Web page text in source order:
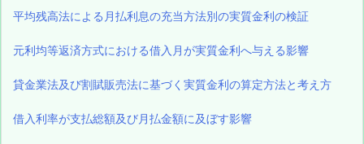
平均残高法による月払利息の充当方法別の実質金利の検証
元利均等返済方式における借入月が実質金利へ与える影響
貸金業法及び割賦販売法に基づく実質金利の算定方法と考え方
借入利率が支払総額及び月払金額に及ぼす影響